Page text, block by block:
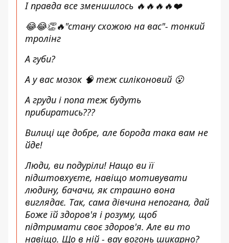
І правда все зменшилось 🔥🔥🔥🔥❤️
😂😂👏🔥"стану схожою на вас"- тонкий
тролінг
А губи?
А у вас мозок 🧠 теж силіконовий 😮
А груди і попа теж будуть
прибиратись???
Вилиці ще добре, але борода така вам не
йде!
Люди, ви подуріли! Нащо ви її
підштовхуєте, навіщо мотивувати
людину, бачачи, як страшно вона
виглядає. Так, сама дівчина непогана, дай
Боже їй здоров'я і розуму, щоб
підтримати своє здоров'я. Але ви то
навіщо. Що в ній - вау вогонь шикарно?